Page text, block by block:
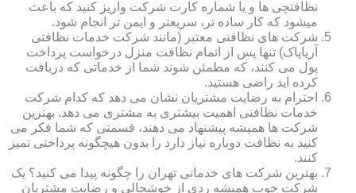
نظافتچی ها و یا شماره کارت شرکت واریز کنید که باعث
میشود که کار ساده تر، سریعتر و ایمن تر انجام شود.
شرکت های نظافتی معتبر (مانند شرکت خدمات نظافتی
آریاپاک) تنها پس از اتمام نظافت منزل درخواست پرداخت
پول می کنند، که مطمئن شوند شما از خدماتی که دریافت
کرده اید راضی هستید.
احترام به رضایت مشتریان نشان می دهد که کدام شرکت
خدمات نظافتی اهمیت بیشتری به مشتری می دهد. بهترین
شرکت ها همیشه پیشنهاد می دهند، قسمتی که شما فکر می
کنید به نظافت دوباره نیاز دارد را بدون هیچگونه پرداختی تمیز
کنند.
بهترین شرکت های خدماتی تهران را چگونه پیدا می کنید؟ یک
شرکت خوب همیشه ردی از خوشحالی و رضایت مشتریان